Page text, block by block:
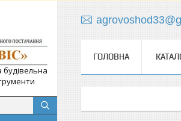
будівельна
ГОЛОВНА